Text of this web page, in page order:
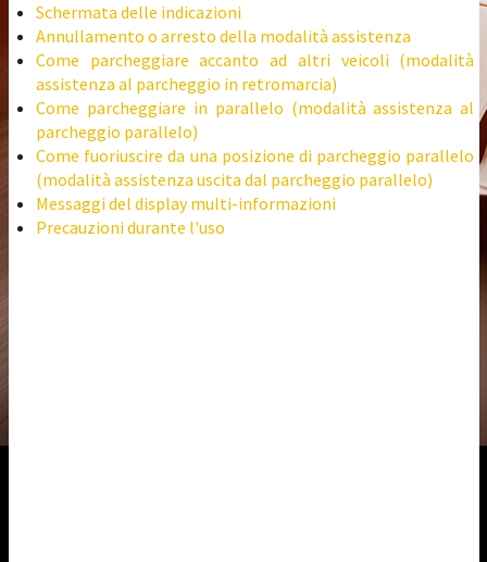
Schermata delle indicazioni
Annullamento o arresto della modalità assistenza
Come parcheggiare accanto ad altri veicoli (modalità
assistenza al parcheggio in retromarcia)
Come parcheggiare in parallelo (modalità assistenza al
parcheggio parallelo)
Come fuoriuscire da una posizione di parcheggio parallelo
(modalità assistenza uscita dal parcheggio parallelo)
Messaggi del display multi-informazioni
Precauzioni durante l'uso